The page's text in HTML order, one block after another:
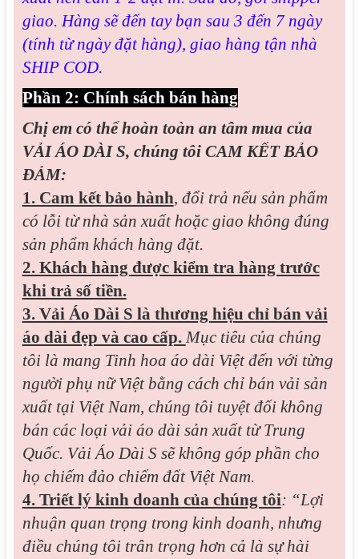
giao. Hàng sẽ đến tay bạn sau 3 đến 7 ngày
(tính từ ngày đặt hàng), giao hàng tận nhà
SHIP COD.
Phần 2: Chính sách bán hàng
Chị em có thể hoàn toàn an tâm mua của
VẢI ÁO DÀI S, chúng tôi CAM KẾT BẢO
ĐẢM:
1. Cam kết bảo hành, đổi trả nếu sản phẩm
có lỗi từ nhà sản xuất hoặc giao không đúng
sản phẩm khách hàng đặt.
2. Khách hàng được kiểm tra hàng trước
khi trả số tiền.
3. Vải Áo Dài S là thương hiệu chỉ bán vải
áo dài đẹp và cao cấp. Mục tiêu của chúng
tôi là mang Tinh hoa áo dài Việt đến với từng
người phụ nữ Việt bằng cách chỉ bán vải sản
xuất tại Việt Nam, chúng tôi tuyệt đối không
bán các loại vải áo dài sản xuất từ Trung
Quốc. Vải Áo Dài S sẽ không góp phần cho
họ chiếm đảo chiếm đất Việt Nam.
4. Triết lý kinh doanh của chúng tôi: “Lợi
nhuận quan trọng trong kinh doanh, nhưng
điều chúng tôi trân trọng hơn cả là sự hài